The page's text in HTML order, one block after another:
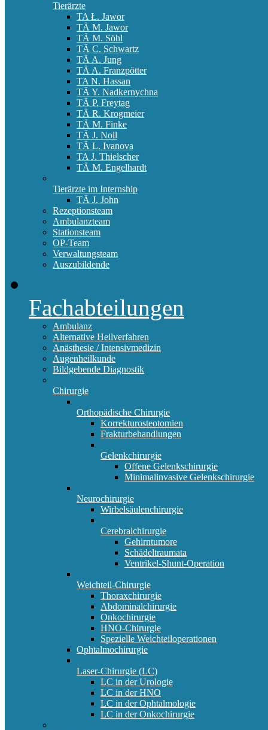
Tierärzte
TA Ł. Jawor
TÄ M. Jawor
TÄ M. Söhl
TÄ C. Schwartz
TÄ A. Jung
TÄ A. Franzpötter
TA N. Hassan
TÄ Y. Nadkernychna
TÄ P. Freytag
TÄ R. Krogmeier
TÄ M. Finke
TÄ J. Noll
TÄ L. Ivanova
TA J. Thielscher
TÄ M. Engelhardt
Tierärzte im Internship
TÄ J. John
Rezeptionsteam
Ambulanzteam
Stationsteam
OP-Team
Verwaltungsteam
Auszubildende
Fachabteilungen
Ambulanz
Alternative Heilverfahren
Anästhesie / Intensivmedizin
Augenheilkunde
Bildgebende Diagnostik
Chirurgie
Orthopädische Chirurgie
Korrekturosteotomien
Frakturbehandlungen
Gelenkchirurgie
Offene Gelenkschirurgie
Minimalinvasive Gelenkschirurgie
Neurochirurgie
Wirbelsäulenchirurgie
Cerebralchirurgie
Gehirntumore
Schädeltraumata
Ventrikel-Shunt-Operation
Weichteil-Chirurgie
Thoraxchirurgie
Abdominalchirurgie
Onkochirurgie
HNO-Chirurgie
Spezielle Weichteiloperationen
Ophtalmochirurgie
Laser-Chirurgie (LC)
LC in der Urologie
LC in der HNO
LC in der Ophtalmologie
LC in der Onkochirurgie